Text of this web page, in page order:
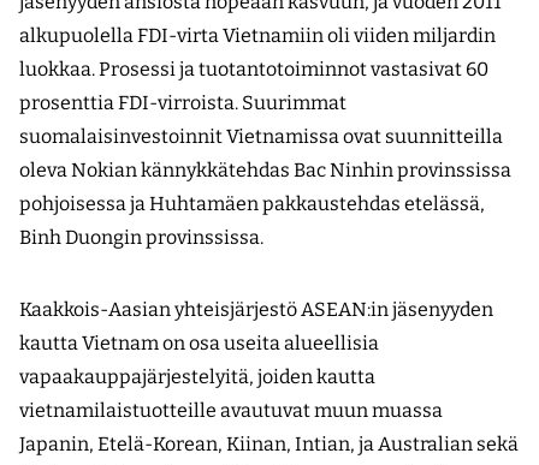
alkupuolella FDI-virta Vietnamiin oli viiden miljardin
luokkaa. Prosessi ja tuotantotoiminnot vastasivat 60
prosenttia FDI-virroista. Suurimmat
suomalaisinvestoinnit Vietnamissa ovat suunnitteilla
oleva Nokian kännykkätehdas Bac Ninhin provinssissa
pohjoisessa ja Huhtamäen pakkaustehdas etelässä,
Binh Duongin provinssissa.
Kaakkois-Aasian yhteisjärjestö ASEAN:in jäsenyyden
kautta Vietnam on osa useita alueellisia
vapaakauppajärjestelyitä, joiden kautta
vietnamilaistuotteille avautuvat muun muassa
Japanin, Etelä-Korean, Kiinan, Intian, ja Australian sekä